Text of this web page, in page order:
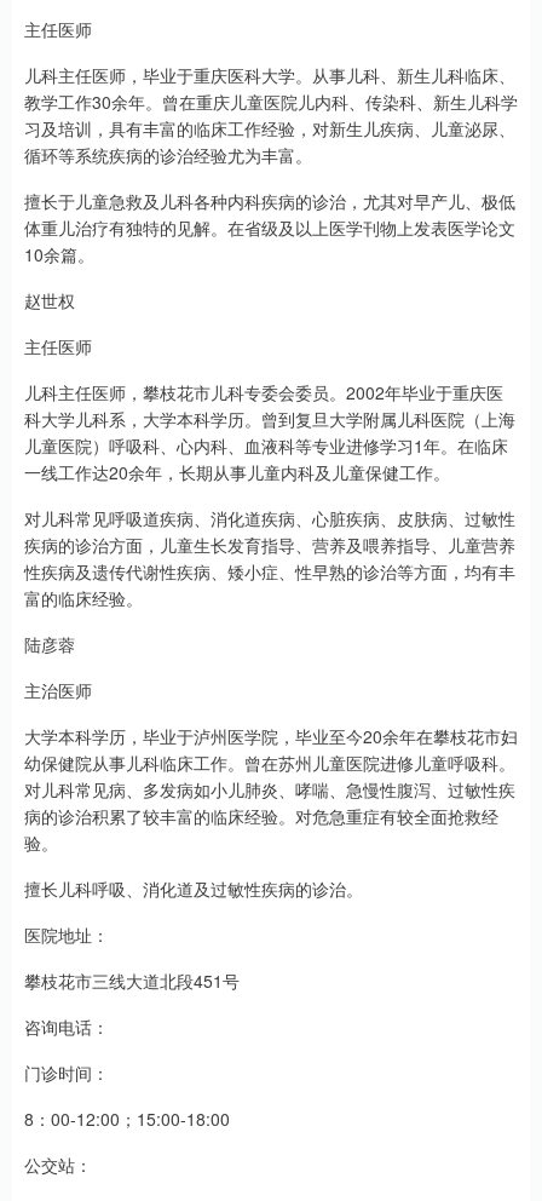
主任医师
儿科主任医师，毕业于重庆医科大学。从事儿科、新生儿科临床、
教学工作30余年。曾在重庆儿童医院儿内科、传染科、新生儿科学
习及培训，具有丰富的临床工作经验，对新生儿疾病、儿童泌尿、
循环等系统疾病的诊治经验尤为丰富。
擅长于儿童急救及儿科各种内科疾病的诊治，尤其对早产儿、极低
体重儿治疗有独特的见解。在省级及以上医学刊物上发表医学论文
10余篇。
赵世权
主任医师
儿科主任医师，攀枝花市儿科专委会委员。2002年毕业于重庆医
科大学儿科系，大学本科学历。曾到复旦大学附属儿科医院（上海
儿童医院）呼吸科、心内科、血液科等专业进修学习1年。在临床
一线工作达20余年，长期从事儿童内科及儿童保健工作。
对儿科常见呼吸道疾病、消化道疾病、心脏疾病、皮肤病、过敏性
疾病的诊治方面，儿童生长发育指导、营养及喂养指导、儿童营养
性疾病及遗传代谢性疾病、矮小症、性早熟的诊治等方面，均有丰
富的临床经验。
陆彦蓉
主治医师
大学本科学历，毕业于泸州医学院，毕业至今20余年在攀枝花市妇
幼保健院从事儿科临床工作。曾在苏州儿童医院进修儿童呼吸科。
对儿科常见病、多发病如小儿肺炎、哮喘、急慢性腹泻、过敏性疾
病的诊治积累了较丰富的临床经验。对危急重症有较全面抢救经
验。
擅长儿科呼吸、消化道及过敏性疾病的诊治。
医院地址：
攀枝花市三线大道北段451号
咨询电话：
门诊时间：
8：00-12:00；15:00-18:00
公交站：